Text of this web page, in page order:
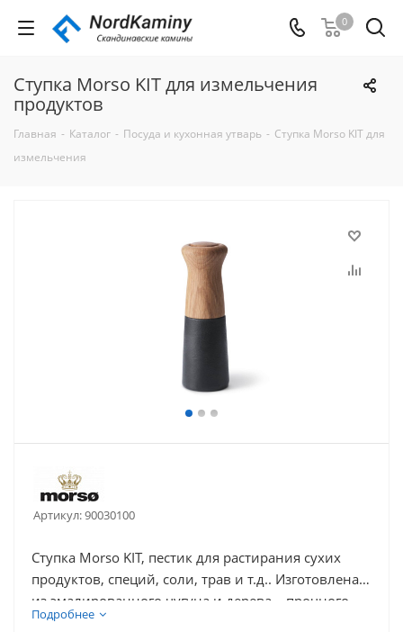
0
Ступка Morso KIT для измельчения
продуктов
Главная - Каталог - Посуда и кухонная утварь - Ступка Morso KIT для
измельчения
Артикул:90030100
Ступка Morso KIT, пестик для растирания сухих
продуктов, специй, соли, трав и т.д.. Изготовлена
из эмалированного чугуна и дерева – прочного
дуба.
Подробнее